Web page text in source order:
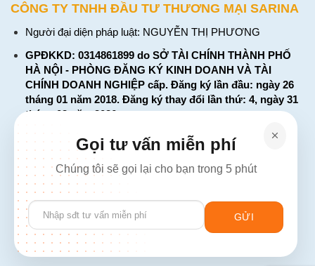
CÔNG TY TNHH ĐẦU TƯ THƯƠNG MẠI SARINA
Người đại diện pháp luật: NGUYỄN THỊ PHƯƠNG
GPĐKKD: 0314861899 do SỞ TÀI CHÍNH THÀNH PHỐ
HÀ NỘI - PHÒNG ĐĂNG KÝ KINH DOANH VÀ TÀI
CHÍNH DOANH NGHIỆP cấp. Đăng ký lần đầu: ngày 26
tháng 01 năm 2018. Đăng ký thay đổi lần thứ: 4, ngày 31
tháng 03 năm 2026
226 Đường Láng, Đống Đa, Hà Nội
137 Đường Hòa Hưng, Phường 12, Quận 10, TP. Hồ Chí
Minh
Hotline: 1900 2106 - 0386 001 001
Email:Giaiphap3g@gmail.com
Gọi tư vấn miễn phí
Chúng tôi sẽ gọi lại cho bạn trong 5 phút
Please
leave
field